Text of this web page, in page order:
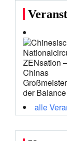
alle